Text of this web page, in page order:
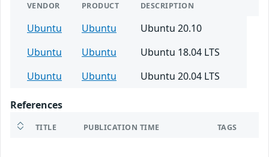
VENDOR PRODUCT DESCRIPTION
Ubuntu Ubuntu
Ubuntu 20.10
Ubuntu
Ubuntu
Ubuntu 18.04 LTS
Ubuntu
Ubuntu Ubuntu 20.04 LTS
References
TITLE PUBLICATION TIME TAGS